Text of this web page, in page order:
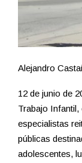
Alejandro
12 de junio de
Trabajo
especialistas
públicas
adolescentes,